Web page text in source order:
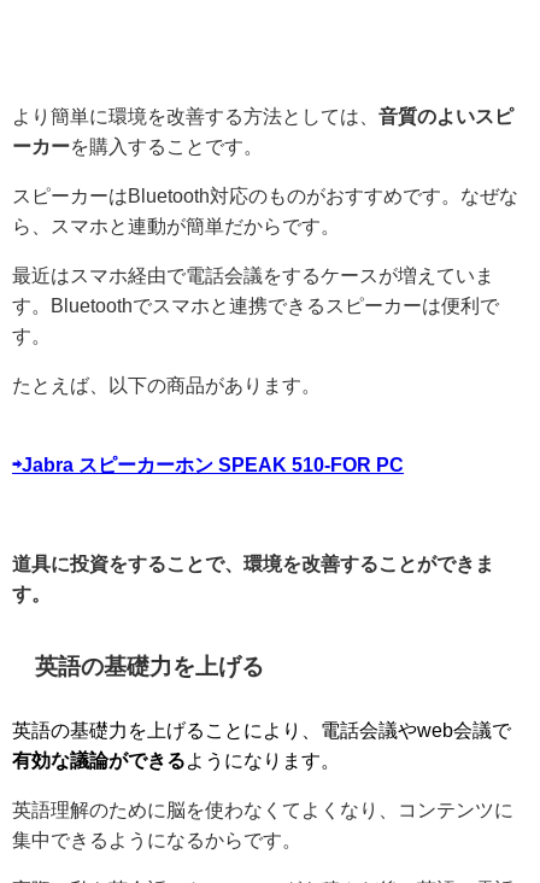
より簡単に環境を改善する方法としては、 音質のよいスピ
ーカーを購入することです。
スピーカーはBluetooth対応のものがおすすめです。なぜな
ら、スマホと連動が簡単だからです。
最近はスマホ経由で電話会議をするケースが増えていま
す。Bluetoothでスマホと連携できるスピーカーは便利で
す。
たとえば、以下の商品があります。
⇨Jabra スピーカーホン SPEAK 510-FOR PC
道具に投資をすることで、環境を改善することができま
す。
英語の基礎力を上げる
英語の基礎力を上げることにより、電話会議やweb会議で
有効な議論ができる ようになります。
英語理解のために脳を使わなくてよくなり、コンテンツに
集中できるようになるからです。